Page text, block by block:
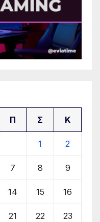
Π Σ Κ
1 2
7 8 9
14 15 16
21 22 23